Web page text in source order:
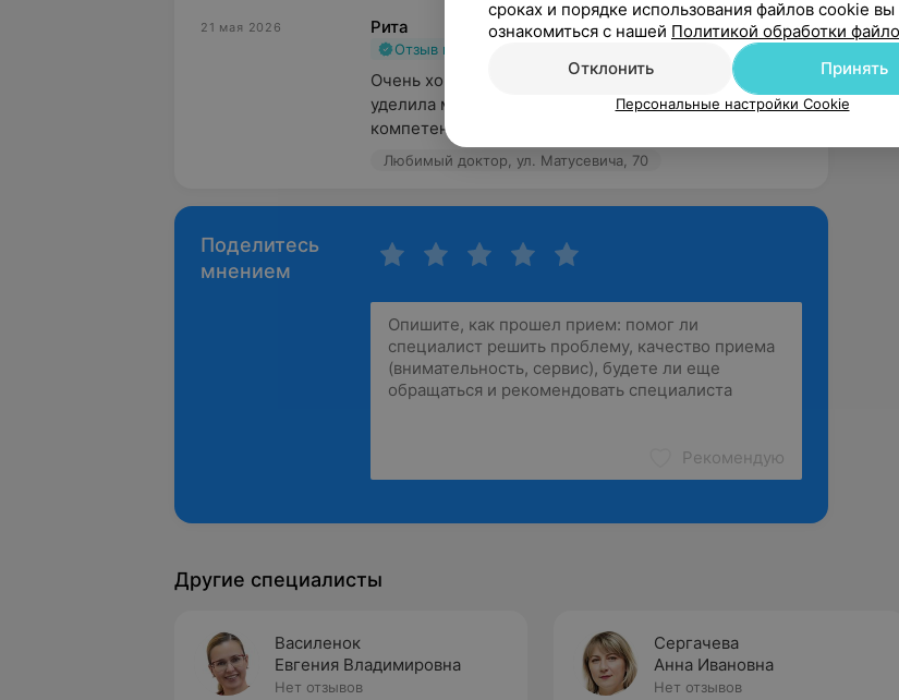
21 мая 2026 Рита
Отзыв подтвержден
Очень хороший доктор, все подробно объяснила,
уделила много времени, очень внимательная и
компетентная
Любимый доктор, ул. Матусевича, 70
Поделитесь
мнением
Рекомендую
Другие специалисты
Василенок
Евгения Владимировна
Нет отзывов
Сергачева
Анна Ивановна
Нет отзывов
сроках и порядке использования файлов cookie
ознакомиться с нашей Политикой обработки
Отклонить
Принять
Персональные настройки Cookie